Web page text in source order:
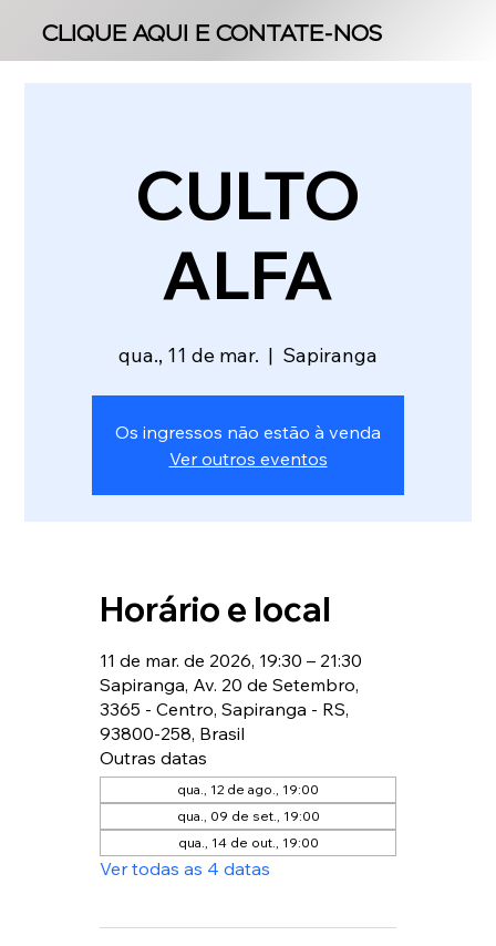
CLIQUE AQUI E CONTATE-NOS
CLIQUE AQUI E CONTATE-NOS
CULTO
ALFA
qua., 11 de mar.
  |
Sapiranga
Os ingressos não estão à venda
Ver outros eventos
Horário e local
11 de mar. de 2026, 19:30 – 21:30
Sapiranga, Av. 20 de Setembro,
3365 - Centro, Sapiranga - RS,
93800-258, Brasil
Outras datas
qua., 12 de ago., 19:00
qua., 09 de set., 19:00
qua., 14 de out., 19:00
Ver todas as 4 datas